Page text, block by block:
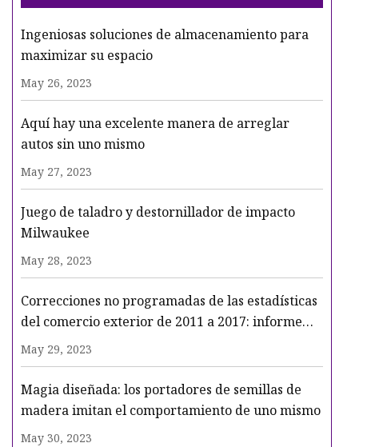
Ingeniosas soluciones de almacenamiento para
maximizar su espacio
May 26, 2023
Aquí hay una excelente manera de arreglar
autos sin uno mismo
May 27, 2023
Juego de taladro y destornillador de impacto
Milwaukee
May 28, 2023
Correcciones no programadas de las estadísticas
del comercio exterior de 2011 a 2017: informe
resumido
May 29, 2023
Magia diseñada: los portadores de semillas de
madera imitan el comportamiento de uno mismo
May 30, 2023